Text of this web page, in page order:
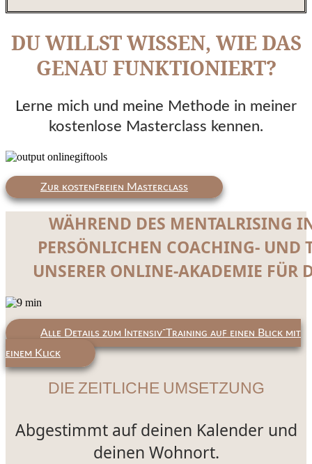
DU WILLST WISSEN, WIE DAS
GENAU FUNKTIONIERT?
Lerne mich und meine Methode in meiner
kostenlose Masterclass kennen.
Zᴜʀ ᴋᴏsᴛᴇɴꜰʀᴇɪᴇɴ Mᴀsᴛᴇʀᴄʟᴀss
WÄHREND DES MENTALRISING
PERSÖNLICHEN COACHING-
UNSERER ONLINE-AKADEMIE FÜR
Aʟʟᴇ Dᴇᴛᴀɪʟs ᴢᴜᴍ Iɴᴛᴇɴsɪᴠ⁻Tʀᴀɪɴɪɴɢ ᴀᴜꜰ ᴇɪɴᴇɴ Bʟɪᴄᴋ ᴍɪᴛ
ᴇɪɴᴇᴍ Kʟɪᴄᴋ
DIE ZEITLICHE UMSETZUNG
Abgestimmt auf deinen Kalender und
deinen Wohnort.